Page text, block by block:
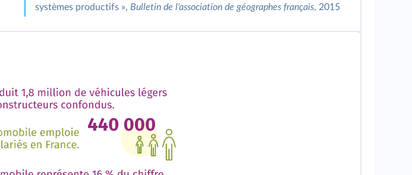
systèmes productifs », Bulletin de l'association de géographes français, 2015